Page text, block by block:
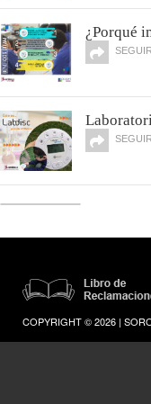
¿Porqué
COPYRIGHT © 2026 |